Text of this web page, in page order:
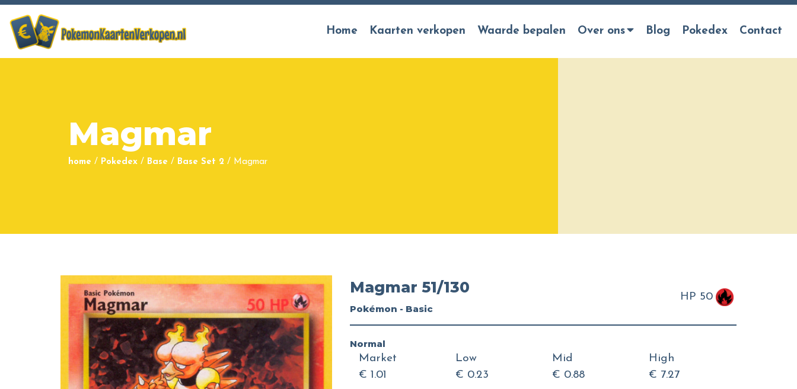
Home Kaarten verkopen Waarde bepalen Over ons Blog Pokedex Contact
Magmar
home / Pokedex / Base / Base Set 2 / Magmar
Magmar 51/130
Pokémon - Basic
HP 50
Normal
Market
€ 1.01
Low
€ 0.23
Mid
€ 0.88
High
€ 7.27